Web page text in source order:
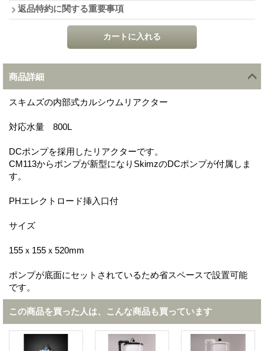
返品特約に関する重要事項
商品詳細
スキムズの内部式カルシウムリアクター
対応水量 800L
DCポンプを採用したリアクターです。
CM113からポンプが新型になりSkimzのDCポンプが付属しま
す。
PHエレクトロード挿入口付
サイズ
155ｘ155ｘ520mm
ポンプが底面にセットされているため省スペースで設置可能
です。
この商品を買った人は、こんな商品も買っています